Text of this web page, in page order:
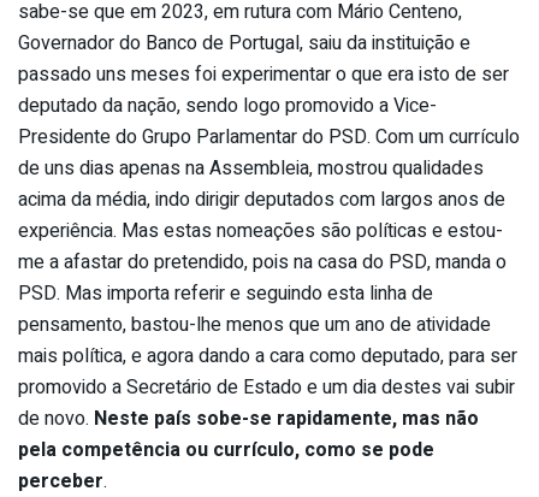
sabe-se que em 2023, em rutura com Mário Centeno,
Governador do Banco de Portugal, saiu da instituição e
passado uns meses foi experimentar o que era isto de ser
deputado da nação, sendo logo promovido a Vice-
Presidente do Grupo Parlamentar do PSD. Com um currículo
de uns dias apenas na Assembleia, mostrou qualidades
acima da média, indo dirigir deputados com largos anos de
experiência. Mas estas nomeações são políticas e estou-
me a afastar do pretendido, pois na casa do PSD, manda o
PSD. Mas importa referir e seguindo esta linha de
pensamento, bastou-lhe menos que um ano de atividade
mais política, e agora dando a cara como deputado, para ser
promovido a Secretário de Estado e um dia destes vai subir
de novo. Neste país sobe-se rapidamente, mas não
pela competência ou currículo, como se pode
perceber.